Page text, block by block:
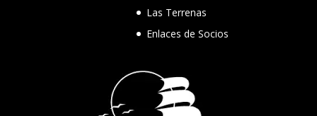
Las Terrenas
Enlaces de Socios